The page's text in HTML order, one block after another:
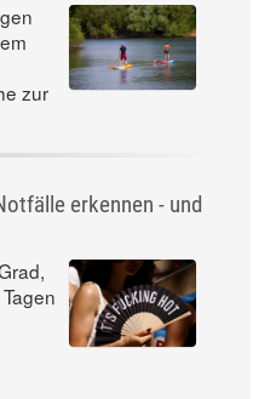
zur
erkennen - und